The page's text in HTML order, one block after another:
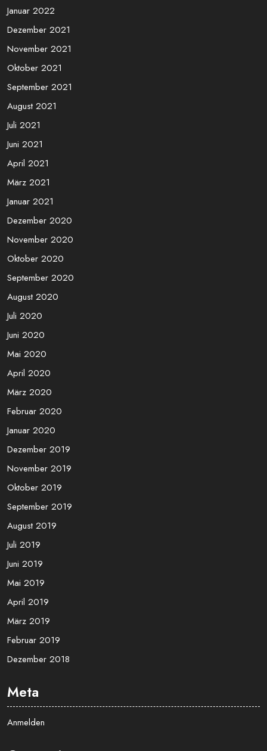
Januar 2022
Dezember 2021
November 2021
Oktober 2021
September 2021
August 2021
Juli 2021
Juni 2021
April 2021
März 2021
Januar 2021
Dezember 2020
November 2020
Oktober 2020
September 2020
August 2020
Juli 2020
Juni 2020
Mai 2020
April 2020
März 2020
Februar 2020
Januar 2020
Dezember 2019
November 2019
Oktober 2019
September 2019
August 2019
Juli 2019
Juni 2019
Mai 2019
April 2019
März 2019
Februar 2019
Dezember 2018
Meta
Anmelden